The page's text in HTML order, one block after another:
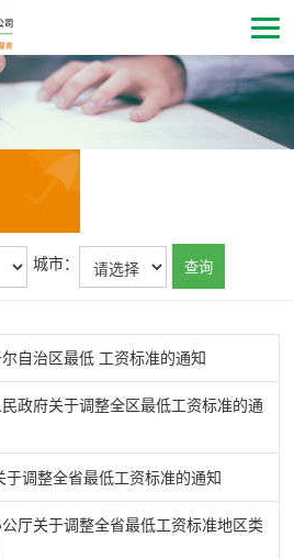
城市： 查询
自治区最低 工资标准的通知
政府关于调整全区最低工资标准的通
调整全省最低工资标准的通知
厅关于调整全省最低工资标准地区类